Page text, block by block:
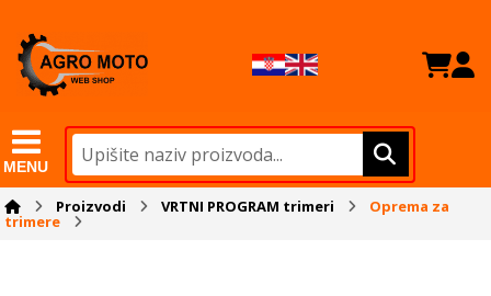
MENU
Proizvodi VRTNI PROGRAM trimeri Oprema za
trimere